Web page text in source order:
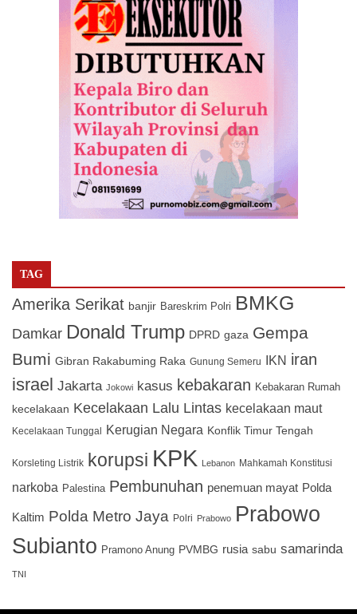
TAG
Amerika Serikat banjir Bareskrim Polri BMKG
Damkar Donald Trump DPRD gaza Gempa
Bumi Gibran Rakabuming Raka Gunung Semeru IKN iran
israel Jakarta Jokowi kasus kebakaran Kebakaran Rumah
kecelakaan Kecelakaan Lalu Lintas kecelakaan maut
Kecelakaan Tunggal Kerugian Negara Konflik Timur Tengah
Korsleting Listrik korupsi KPK Lebanon Mahkamah Konstitusi
narkoba Palestina Pembunuhan penemuan mayat Polda
Kaltim Polda Metro Jaya Polri Prabowo Prabowo
Subianto Pramono Anung PVMBG rusia sabu samarinda
TNI